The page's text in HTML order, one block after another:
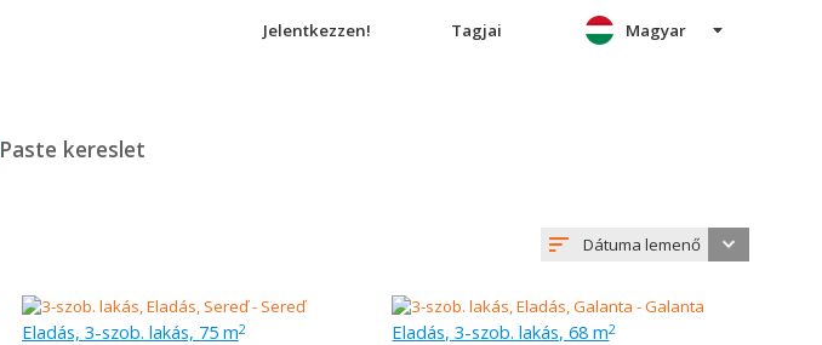
Jelentkezzen! Tagjai
Paste kereslet
Magyar
Dátuma lemenő
Eladás, 3-szob. lakás, 75 m2 Eladás, 3-szob. lakás, 68 m2